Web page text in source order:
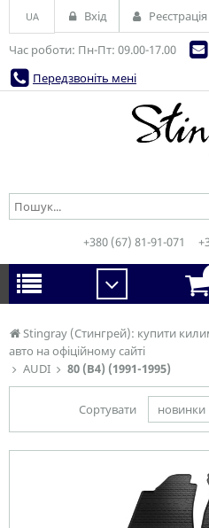
Stingray (Стингрей): купити
авто на офіційному сайті
AUDI
80 (B4) (1991-1995)
Сортувати новинки
Час роботи: Пн-Пт: 09.00-17.00
Передзвоніть мені
UA Вхід Реєстрація
+380 (67) 81-91-071